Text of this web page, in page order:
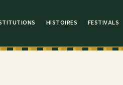
HISTOIRES FESTIVALS